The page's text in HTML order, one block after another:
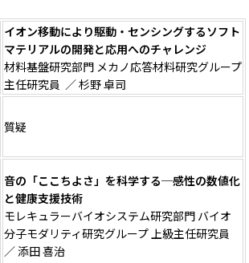
イオン移動により駆動・センシングするソフト
マテリアルの開発と応用へのチャレンジ
材料基盤研究部門 メカノ応答材料研究グループ
主任研究員 ／杉野 卓司
質疑
音の「ここちよさ」を科学する─感性の数値化
と健康支援技術
モレキュラーバイオシステム研究部門 バイオ
分子モダリティ研究グループ 上級主任研究員
／ 添田 喜治